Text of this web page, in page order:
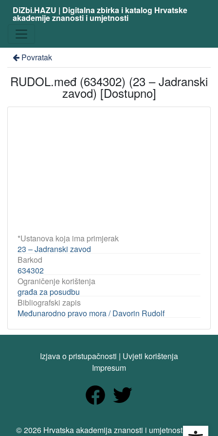
DiZbi.HAZU | Digitalna zbirka i katalog Hrvatske
akademije znanosti i umjetnosti
Povratak
RUDOL.međ (634302) (23 – Jadranski
zavod) [Dostupno]
*Ustanova koja ima primjerak
23 – Jadranski zavod
Barkod
634302
Ograničenje korištenja
građa za posudbu
Bibliografski zapis
Međunarodno pravo mora / Davorin Rudolf
Izjava o pristupačnosti | Uvjeti korištenja
Impresum
© 2026 Hrvatska akademija znanosti i umjetnosti. Sva